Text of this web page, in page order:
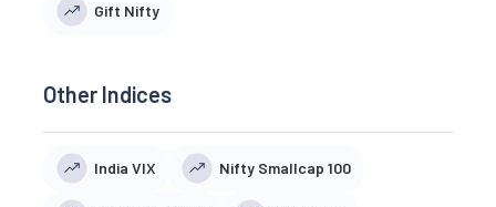
Gift Nifty
Other Indices
India VIX Nifty Smallcap 100